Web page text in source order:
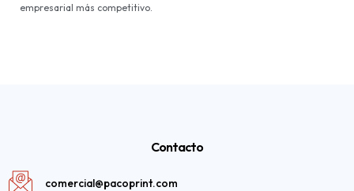
empresarial más competitivo.
Contacto
comercial@pacoprint.com